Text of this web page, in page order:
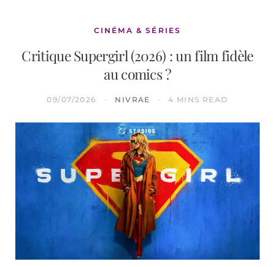
CINÉMA & SÉRIES
Critique Supergirl (2026) : un film fidèle
au comics ?
09/07/2026 NIVRAE 4 MINS READ